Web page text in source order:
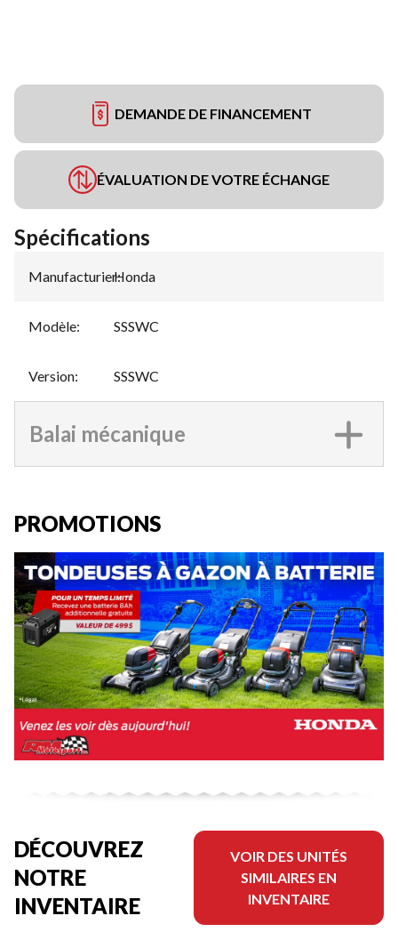
DEMANDE DE FINANCEMENT
ÉVALUATION DE VOTRE ÉCHANGE
Spécifications
Manufacturier:
Honda
Modèle: SSSWC
Version: SSSWC
Balai mécanique
PROMOTIONS
DÉCOUVREZ
NOTRE
INVENTAIRE
VOIR DES UNITÉS
SIMILAIRES EN
INVENTAIRE